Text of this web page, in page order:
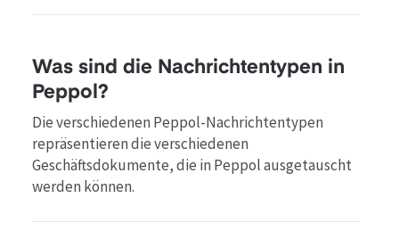
Was sind die Nachrichtentypen in
Peppol?
Die verschiedenen Peppol-Nachrichtentypen
repräsentieren die verschiedenen
Geschäftsdokumente, die in Peppol ausgetauscht
werden können.